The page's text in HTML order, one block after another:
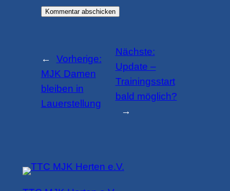
←
Vorherige:
MJK Damen
bleiben in
Lauerstellung
Nächste:
Update –
Trainingsstart
bald möglich?
→